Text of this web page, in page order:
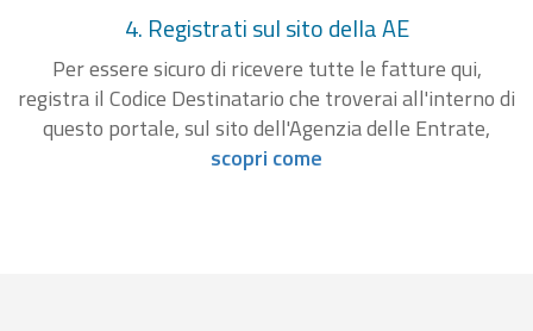
4. Registrati sul sito della AE
Per essere sicuro di ricevere tutte le fatture qui,
registra il Codice Destinatario che troverai all'interno di
questo portale, sul sito dell'Agenzia delle Entrate,
scopri come